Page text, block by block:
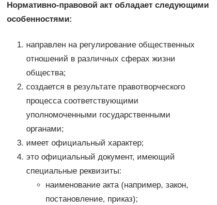
Нормативно-правовой акт обладает следующими
особенностями:
направлен на регулирование общественных
отношений в различных сферах жизни
общества;
создается в результате правотворческого
процесса соответствующими
уполномоченными государственными
органами;
имеет официальный характер;
это официальный документ, имеющий
специальные реквизиты:
наименование акта (например, закон,
постановление, приказ);